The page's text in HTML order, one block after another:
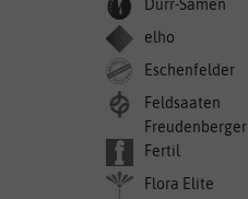
Dürr-Samen
elho
Eschenfelder
Feldsaaten
Freudenberger
Fertil
Flora Elite